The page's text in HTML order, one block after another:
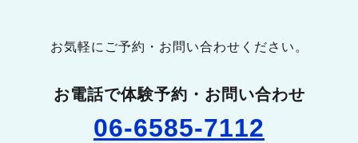
お気軽にご予約・お問い合わせください。
お電話で体験予約・お問い合わせ
06-6585-7112